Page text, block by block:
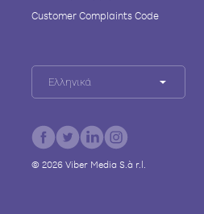
Customer Complaints Code
Ελληνικά
© 2026Viber Media S.à r.l.